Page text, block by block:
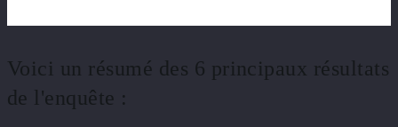
Voici un résumé des 6 principaux résultats
de l'enquête :